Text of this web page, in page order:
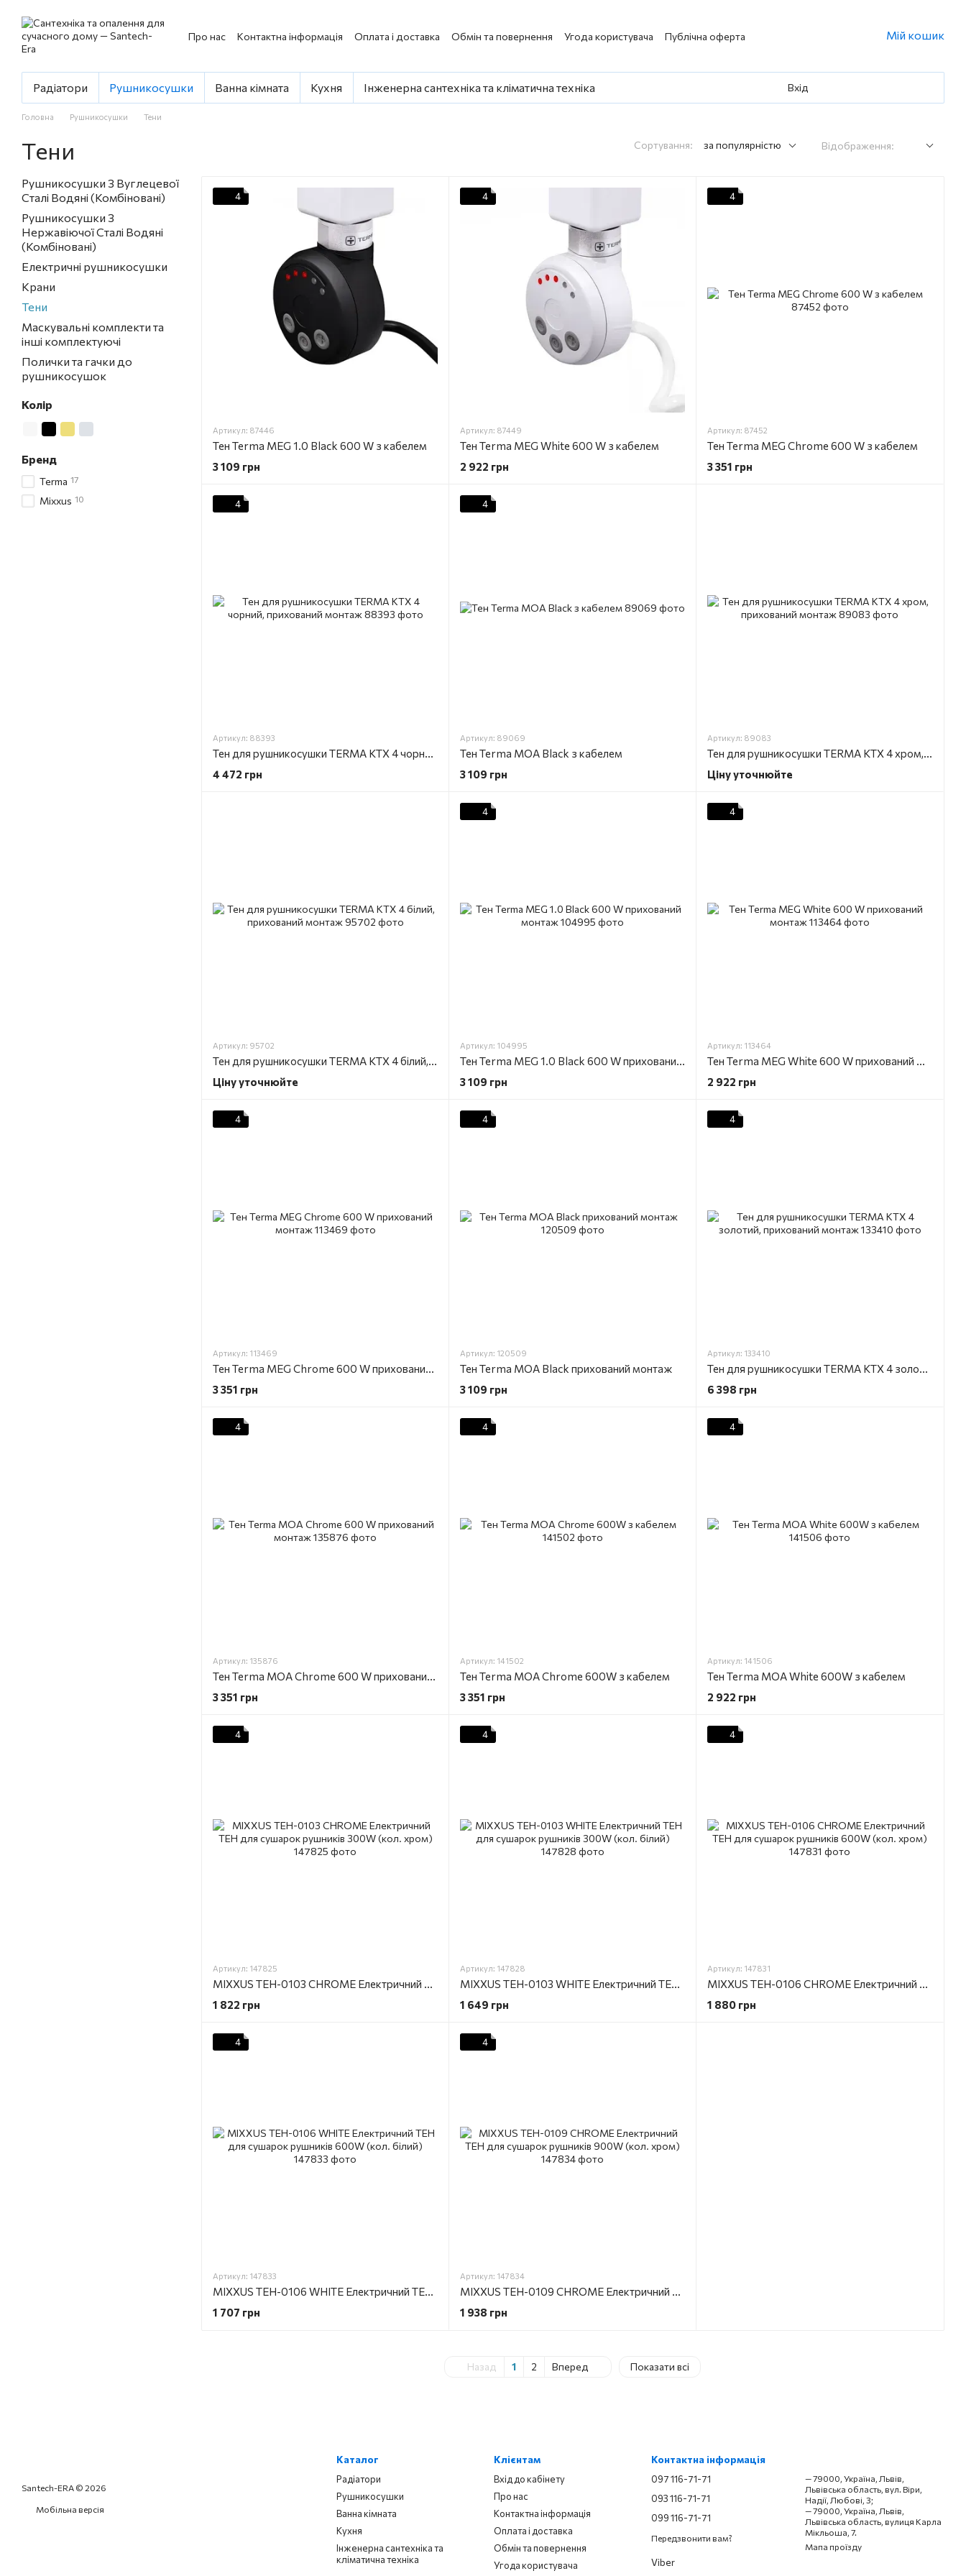
Про нас Контактна інформація Оплата і доставка Обмін та повернення Угода користувача Публічна оферта Мій кошик
Радіатори Рушникосушки Ванна кімната Кухня Інженерна сантехніка та кліматична техніка Вхід
Головна Рушникосушки Тени
Тени Сортування: за популярністю Відображення:
4
Артикул: 87446
Тен Terma MEG 1.0 Black 600 W з кабелем
3 109 грн
4
Артикул: 87449
Тен Terma MEG White 600 W з кабелем
2 922 грн
4
Артикул: 87452
Тен Terma MEG Chrome 600 W з кабелем
3 351 грн
4
Артикул: 88393
Тен для рушникосушки TERMA KTX 4 чорний, прихований монтаж
4 472 грн
4
Артикул: 89069
Тен Terma MOA Black з кабелем
3 109 грн
Артикул: 89083
Тен для рушникосушки TERMA KTX 4 хром, прихований монтаж
Ціну уточнюйте
Артикул: 95702
Тен для рушникосушки TERMA KTX 4 білий, прихований монтаж
Ціну уточнюйте
4
Артикул: 104995
Тен Terma MEG 1.0 Black 600 W прихований монтаж
3 109 грн
4
Артикул: 113464
Тен Terma MEG White 600 W прихований монтаж
2 922 грн
4
Артикул: 113469
Тен Terma MEG Chrome 600 W прихований монтаж
3 351 грн
4
Артикул: 120509
Тен Terma MOA Black прихований монтаж
3 109 грн
4
Артикул: 133410
Тен для рушникосушки TERMA KTX 4 золотий, прихований монтаж
6 398 грн
4
Артикул: 135876
Тен Terma MOA Chrome 600 W прихований монтаж
3 351 грн
4
Артикул: 141502
Тен Terma MOA Chrome 600W з кабелем
3 351 грн
4
Артикул: 141506
Тен Terma MOA White 600W з кабелем
2 922 грн
4
Артикул: 147825
MIXXUS TEH-0103 CHROME Електричний ТЕН для сушарок рушників 300W (кол. хром)
1 822 грн
4
Артикул: 147828
MIXXUS TEH-0103 WHITE Електричний ТЕН для сушарок рушників 300W (кол. білий)
1 649 грн
4
Артикул: 147831
MIXXUS TEH-0106 CHROME Електричний ТЕН для сушарок рушників 600W (кол. хром)
1 880 грн
4
Артикул: 147833
MIXXUS TEH-0106 WHITE Електричний ТЕН для сушарок рушників 600W (кол. білий)
1 707 грн
4
Артикул: 147834
MIXXUS TEH-0109 CHROME Електричний ТЕН для сушарок рушників 900W (кол. хром)
1 938 грн
Назад 1 2 Вперед Показати всі
Рушникосушки З Вуглецевої
Сталі Водяні (Комбіновані)
Рушникосушки З
Нержавіючої Сталі Водяні
(Комбіновані)
Eлектричні рушникосушки
Крани
Тени
Маскувальні комплекти та
інші комплектуючі
Полички та гачки до
рушникосушок
Колір
Бренд
Terma 17
Mixxus 10
Santech-ERA © 2026
Мобільна версія
Каталог
Радіатори
Рушникосушки
Ванна кімната
Кухня
Інженерна сантехніка та
кліматична техніка
Клієнтам
Вхід до кабінету
Про нас
Контактна інформація
Оплата і доставка
Обмін та повернення
Угода користувача
Контактна інформація
097 116-71-71
093 116-71-71
099 116-71-71
Передзвонити вам?
Viber
— 79000, Україна, Львів,
Львівська область, вул. Віри,
Надії, Любові, 3;
— 79000, Україна, Львів,
Львівська область, вулиця Карла
Мікльоша, 7.
Мапа проїзду